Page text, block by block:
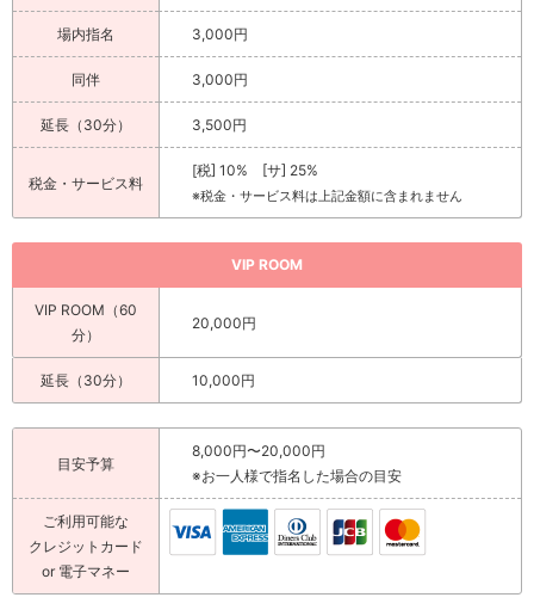
場内指名 3,000円
同伴 3,000円
延長（30分） 3,500円
税金・サービス料
[税] 10% [サ] 25%
※税金・サービス料は上記金額に含まれません
VIP ROOM
VIP ROOM（60
分）
20,000円
延長（30分） 10,000円
目安予算
8,000円〜20,000円
※お一人様で指名した場合の目安
ご利用可能な
クレジットカード
or 電子マネー